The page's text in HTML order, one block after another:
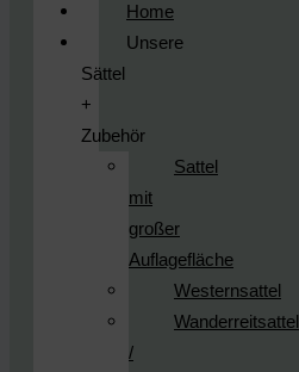
Home
Unsere
Sättel
+
Zubehör
Sattel
mit
großer
Auflagefläche
Westernsattel
Wanderreitsattel
/